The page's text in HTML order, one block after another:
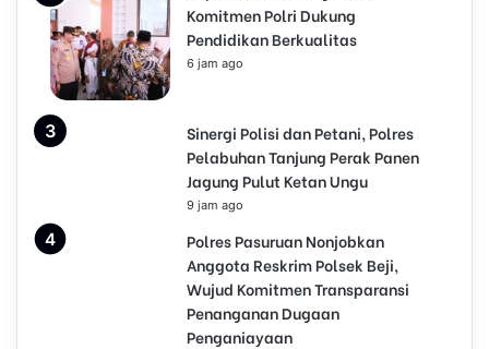
Komitmen Polri Dukung
Pendidikan Berkualitas
6 jam ago
Sinergi Polisi dan Petani, Polres
Pelabuhan Tanjung Perak Panen
Jagung Pulut Ketan Ungu
9 jam ago
Polres Pasuruan Nonjobkan
Anggota Reskrim Polsek Beji,
Wujud Komitmen Transparansi
Penanganan Dugaan
Penganiayaan